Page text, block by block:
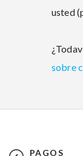
usted
sobre
PAGOS